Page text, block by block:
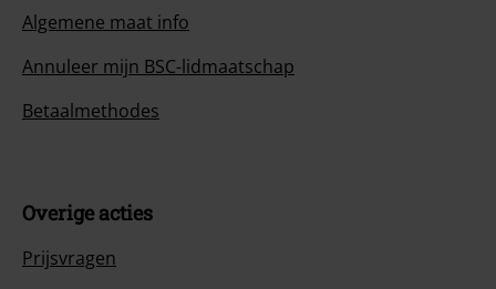
Algemene maat info
Annuleer mijn BSC-lidmaatschap
Betaalmethodes
Overige acties
Prijsvragen